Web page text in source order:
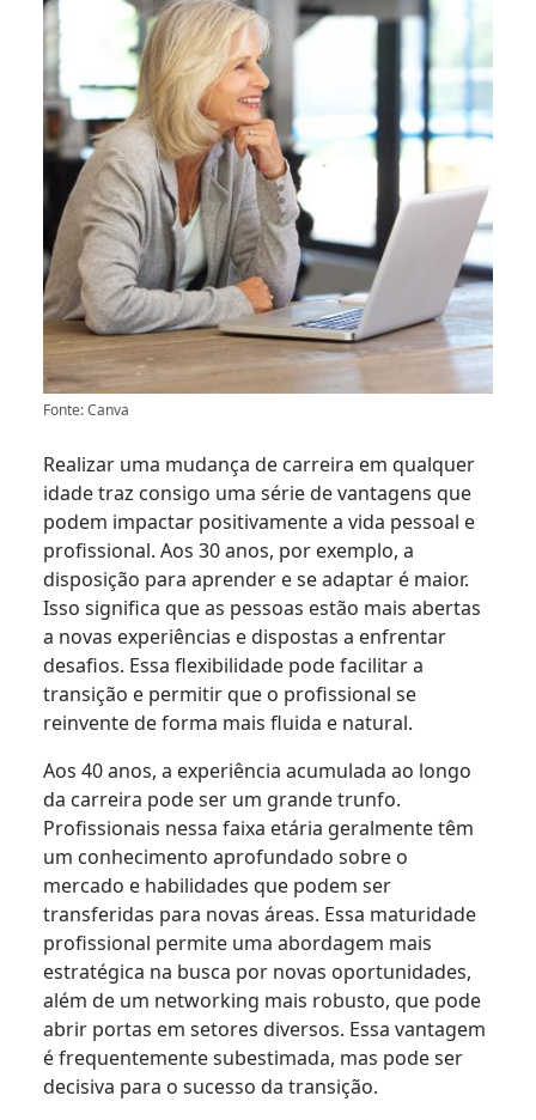
Fonte: Canva
Realizar uma mudança de carreira em qualquer
idade traz consigo uma série de vantagens que
podem impactar positivamente a vida pessoal e
profissional. Aos 30 anos, por exemplo, a
disposição para aprender e se adaptar é maior.
Isso significa que as pessoas estão mais abertas
a novas experiências e dispostas a enfrentar
desafios. Essa flexibilidade pode facilitar a
transição e permitir que o profissional se
reinvente de forma mais fluida e natural.
Aos 40 anos, a experiência acumulada ao longo
da carreira pode ser um grande trunfo.
Profissionais nessa faixa etária geralmente têm
um conhecimento aprofundado sobre o
mercado e habilidades que podem ser
transferidas para novas áreas. Essa maturidade
profissional permite uma abordagem mais
estratégica na busca por novas oportunidades,
além de um networking mais robusto, que pode
abrir portas em setores diversos. Essa vantagem
é frequentemente subestimada, mas pode ser
decisiva para o sucesso da transição.